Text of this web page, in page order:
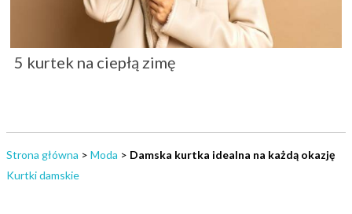
5 kurtek na ciepłą zimę
Strona główna > Moda > Damska kurtka idealna na każdą okazję
Kurtki damskie